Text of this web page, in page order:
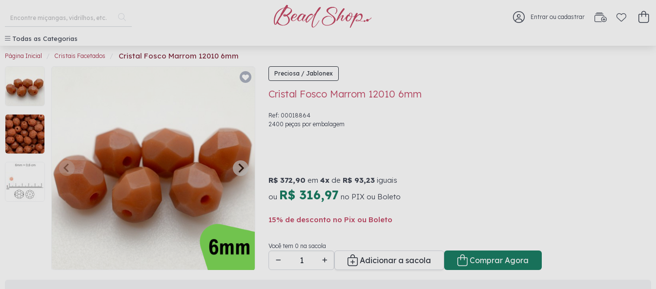
Entrar ou cadastrar
Todas as Categorias
Página Inicial Cristais Facetados Cristal Fosco Marrom 12010 6mm
Preciosa / Jablonex
Cristal Fosco Marrom 12010 6mm
Ref: 00018864
2400 peças por embalagem
R$ 372,90 em 4x de R$ 93,23 iguais
ou R$ 316,97 no PIX ou Boleto
15% de desconto no Pix ou Boleto
Você tem 0 na sacola
Adicionar a sacola
Comprar Agora